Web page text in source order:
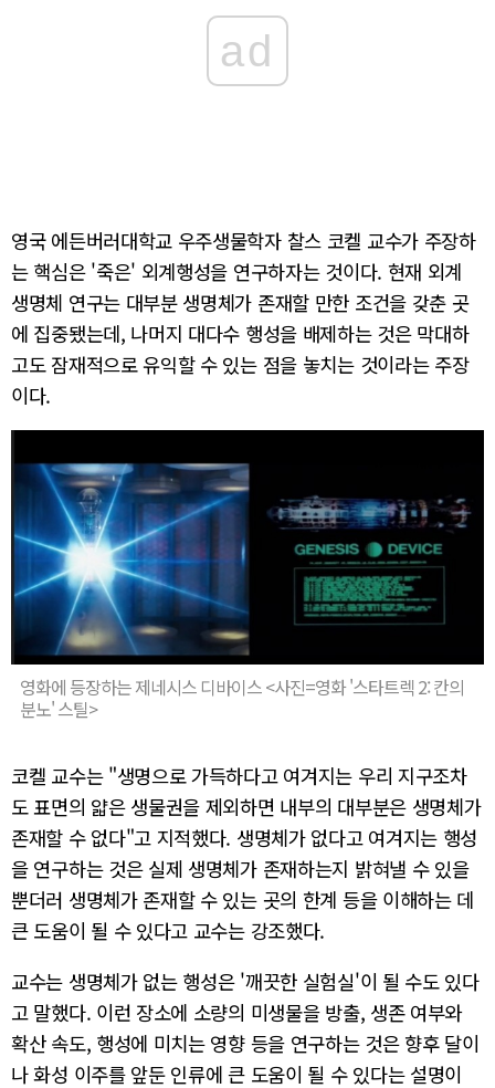
ad
영국 에든버러대학교 우주생물학자 찰스 코켈 교수가 주장하
는 핵심은 '죽은' 외계행성을 연구하자는 것이다. 현재 외계
생명체 연구는 대부분 생명체가 존재할 만한 조건을 갖춘 곳
에 집중됐는데, 나머지 대다수 행성을 배제하는 것은 막대하
고도 잠재적으로 유익할 수 있는 점을 놓치는 것이라는 주장
이다.
영화에 등장하는 제네시스 디바이스 <사진=영화 '스타트렉 2: 칸의
분노' 스틸>
코켈 교수는 "생명으로 가득하다고 여겨지는 우리 지구조차
도 표면의 얇은 생물권을 제외하면 내부의 대부분은 생명체가
존재할 수 없다"고 지적했다. 생명체가 없다고 여겨지는 행성
을 연구하는 것은 실제 생명체가 존재하는지 밝혀낼 수 있을
뿐더러 생명체가 존재할 수 있는 곳의 한계 등을 이해하는 데
큰 도움이 될 수 있다고 교수는 강조했다.
교수는 생명체가 없는 행성은 '깨끗한 실험실'이 될 수도 있다
고 말했다. 이런 장소에 소량의 미생물을 방출, 생존 여부와
확산 속도, 행성에 미치는 영향 등을 연구하는 것은 향후 달이
나 화성 이주를 앞둔 인류에 큰 도움이 될 수 있다는 설명이